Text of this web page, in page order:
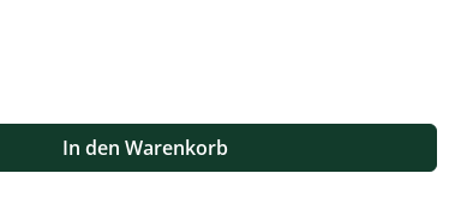
die Schaltflächen um die Anzahl zu erhöhen oder
In den Warenkorb